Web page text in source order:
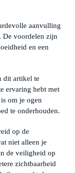
aanvulling
De voordelen zijn
en een
dit artikel te
ervaring hebt met
om je ogen
te onderhouden.
op de
niet alleen je
de veiligheid op
zichtbaarheid